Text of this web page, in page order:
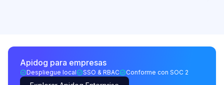
Apidog para empresas
Despliegue local SSO & RBAC Conforme con SOC 2